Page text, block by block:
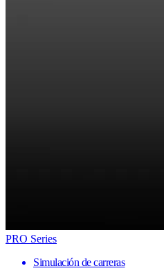
PRO Series
Simulación de carreras